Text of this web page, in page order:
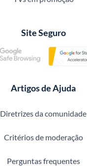
Site Seguro
Artigos de Ajuda
Diretrizes da comunidade
Critérios de moderação
Perguntas frequentes